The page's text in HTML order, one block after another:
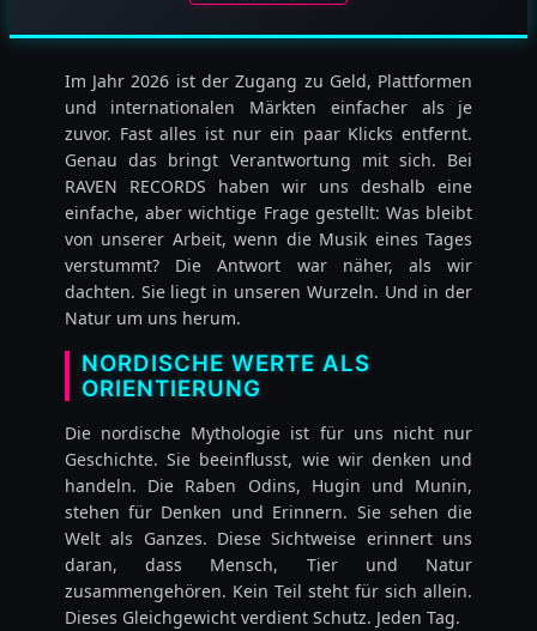
Im Jahr 2026 ist der Zugang zu Geld, Plattformen
und internationalen Märkten einfacher als je
zuvor. Fast alles ist nur ein paar Klicks entfernt.
Genau das bringt Verantwortung mit sich. Bei
RAVEN RECORDS haben wir uns deshalb eine
einfache, aber wichtige Frage gestellt: Was bleibt
von unserer Arbeit, wenn die Musik eines Tages
verstummt? Die Antwort war näher, als wir
dachten. Sie liegt in unseren Wurzeln. Und in der
Natur um uns herum.
NORDISCHE WERTE ALS
ORIENTIERUNG
Die nordische Mythologie ist für uns nicht nur
Geschichte. Sie beeinflusst, wie wir denken und
handeln. Die Raben Odins, Hugin und Munin,
stehen für Denken und Erinnern. Sie sehen die
Welt als Ganzes. Diese Sichtweise erinnert uns
daran, dass Mensch, Tier und Natur
zusammengehören. Kein Teil steht für sich allein.
Dieses Gleichgewicht verdient Schutz. Jeden Tag.